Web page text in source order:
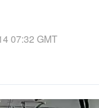
07:32 GMT